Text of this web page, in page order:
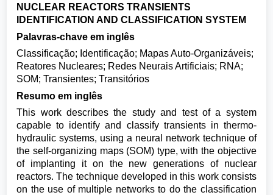
NUCLEAR REACTORS TRANSIENTS
IDENTIFICATION AND CLASSIFICATION SYSTEM
Palavras-chave em inglês
Classificação; Identificação; Mapas Auto-Organizáveis;
Reatores Nucleares; Redes Neurais Artificiais; RNA;
SOM; Transientes; Transitórios
Resumo em inglês
This work describes the study and test of a system
capable to identify and classify transients in thermo-
hydraulic systems, using a neural network technique of
the self-organizing maps (SOM) type, with the objective
of implanting it on the new generations of nuclear
reactors. The technique developed in this work consists
on the use of multiple networks to do the classification